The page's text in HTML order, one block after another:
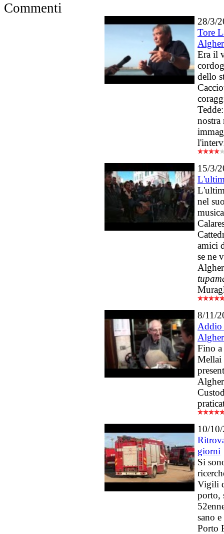
Commenti
28/3/
Tore
Era il
dello
nostra
15/3/
nel
amici
se ne
8/11/
Fino a
Mellai
10/
giorni
Si
Vigili
porto,
sano
Porto